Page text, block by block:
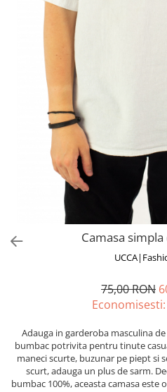
Salopete
RUCSACURI
Rucsacuri Mari cu Print
Rucsacuri Mari
Rucsacuri Mici
ACCESORII
Genți și Borsete
PRODUSE DE RELAXARE
ACCESORII DE IARNĂ
Căciuli
Eșarfe
Borsete și Genți
Camasa
75,00 RON
Economisesti:
Adauga in garderoba masculina
bumbac potrivita pentru tinute
maneci scurte, buzunar pe piept si
scurt, adauga un plus de sarm.
bumbac 100%, aceasta camasa